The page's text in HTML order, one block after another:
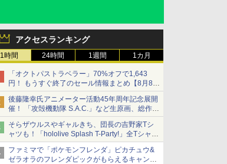
アクセスランキング
1時間 24時間 1週間 1カ月
「オクトパストラベラー」70%オフで1,643
円！ もうすぐ終了のセール情報まとめ【8月8日
更新】
ニンテンドーeショップでは「大神 絶景版」が
67%オフで990円
後藤隆幸氏アニメーター活動45年周年記念展開
催！ 「攻殻機動隊 S.A.C.」など生原画、総作画
監督修正が展示
そらザウルスやギャルきち、団長の吉野家Tシ
ャツも！「hololive Splash T-Party!」全Tシャツ
ラインナップ公開＆オンライン販売開始
ファミマで「ポケモンフレンダ」ピカチュウ&
ゼラオラのフレンダピックがもらえるキャンペ